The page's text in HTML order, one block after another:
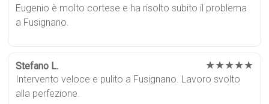
Eugenio è molto cortese e ha risolto subito il problema
a Fusignano.
Stefano L. ★★★★★
Intervento veloce e pulito a Fusignano. Lavoro svolto
alla perfezione.